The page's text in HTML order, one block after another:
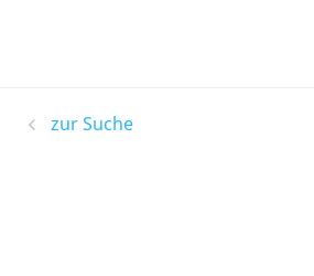
zur Suche